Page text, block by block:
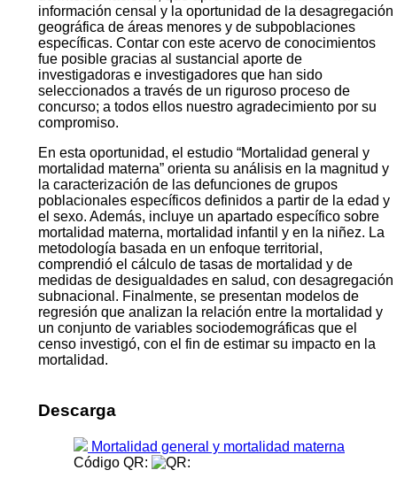
información censal y la oportunidad de la desagregación
geográfica de áreas menores y de subpoblaciones
específicas. Contar con este acervo de conocimientos
fue posible gracias al sustancial aporte de
investigadoras e investigadores que han sido
seleccionados a través de un riguroso proceso de
concurso; a todos ellos nuestro agradecimiento por su
compromiso.
En esta oportunidad, el estudio “Mortalidad general y
mortalidad materna” orienta su análisis en la magnitud y
la caracterización de las defunciones de grupos
poblacionales específicos definidos a partir de la edad y
el sexo. Además, incluye un apartado específico sobre
mortalidad materna, mortalidad infantil y en la niñez. La
metodología basada en un enfoque territorial,
comprendió el cálculo de tasas de mortalidad y de
medidas de desigualdades en salud, con desagregación
subnacional. Finalmente, se presentan modelos de
regresión que analizan la relación entre la mortalidad y
un conjunto de variables sociodemográficas que el
censo investigó, con el fin de estimar su impacto en la
mortalidad.
Descarga
Mortalidad general y mortalidad materna
Código QR: